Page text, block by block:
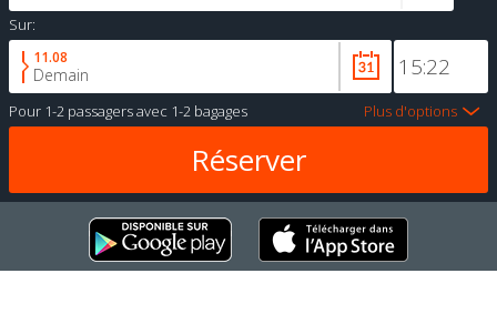
Sur:
11.08
Demain
Pour 1-2 passagersavec 1-2 bagages Plus d'options